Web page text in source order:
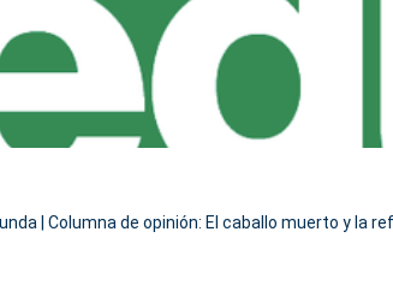
| Columna de opinión: El caballo muerto y la